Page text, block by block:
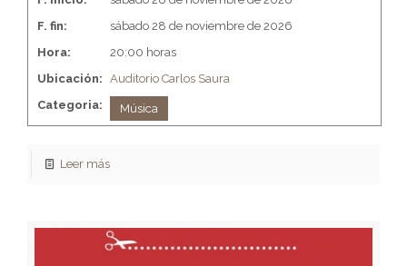
F. fin:
sábado 28 de noviembre de 2026
Hora:
20:00 horas
Ubicación: Auditorio Carlos Saura
Categoria:
Música
Leer más